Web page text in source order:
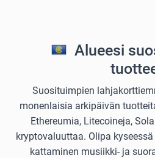
Alueesi
Suosituimpien
monenlaisia arkipäivän
Ethereumia, Litecoineja,
kryptovaluuttaa. Olipa
kattaminen musiikki- ja